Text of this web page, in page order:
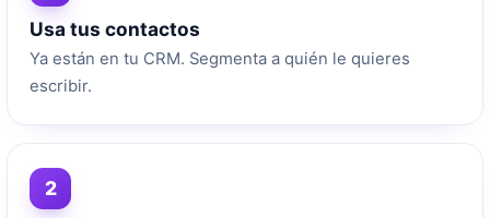
Usa tus contactos
Ya están en tu CRM. Segmenta a quién le quieres
escribir.
2